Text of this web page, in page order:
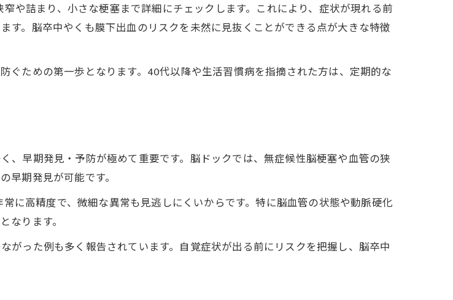
覚症状なしの異常も発見可能
脈硬化を検査する意義とは
検査の違いを知るメリット
脈硬化予防に役立つ理由
脳ドックの組み合わせ効果
クを脳ドックで先手管理する
動脈硬化検査の比較ポイント
疾患を掘り下げる方法
や詰まり、小さな梗塞まで詳細にチェックします。これにより、症状が現れる前
す。脳卒中やくも膜下出血のリスクを未然に見抜くことができる点が大きな特徴
ための第一歩となります。40代以降や生活習慣病を指摘された方は、定期的な
早期発見・予防が極めて重要です。脳ドックでは、無症候性脳梗塞や血管の狭
期発見が可能です。
に高精度で、微細な異常も見逃しにくいからです。特に脳血管の状態や動脈硬化
なります。
った例も多く報告されています。自覚症状が出る前にリスクを把握し、脳卒中